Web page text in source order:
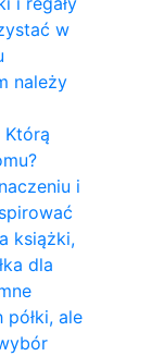
w
należy
Którą
i
książki,
dla
ale